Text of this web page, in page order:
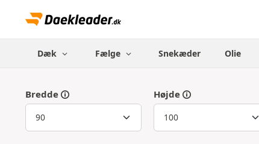
Dæk Fælge Snekæder Olie
Bredde Højde